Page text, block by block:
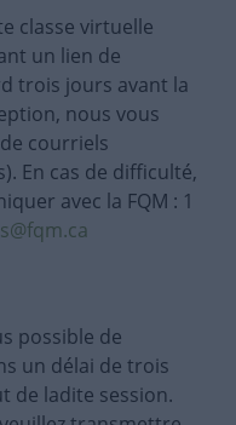
classe virtuelle
un lien de
trois jours avant la
nous vous
courriels
En cas de difficulté,
avec la FQM : 1
possible de
un délai de trois
de ladite session.